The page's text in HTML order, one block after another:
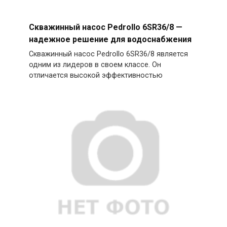
Скважинный насос Pedrollo 6SR36/8 —
надежное решение для водоснабжения
Скважинный насос Pedrollo 6SR36/8 является
одним из лидеров в своем классе. Он
отличается высокой эффективностью